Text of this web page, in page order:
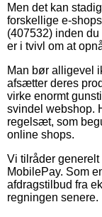
Men det kan
forskellige e-
(407532) inden
er i tvivl om at
Man bør alligevel
afsætter deres
virke enormt
svindel webshop.
regelsæt, som
online shops.
Vi tilråder
MobilePay. Som
afdragstilbud fra
regningen senere.